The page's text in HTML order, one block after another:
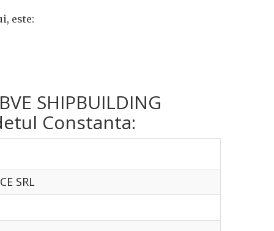
este:
SHIPBUILDING
Constanta:
SRL